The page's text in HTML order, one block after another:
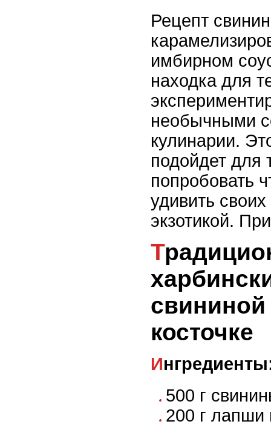
Рецепт
имбирном
находка для
необычными
кулинарии.
подойдет для
попробовать
удивить своих
экзотикой.
Традиционный
косточке
500 г
200 г лапши